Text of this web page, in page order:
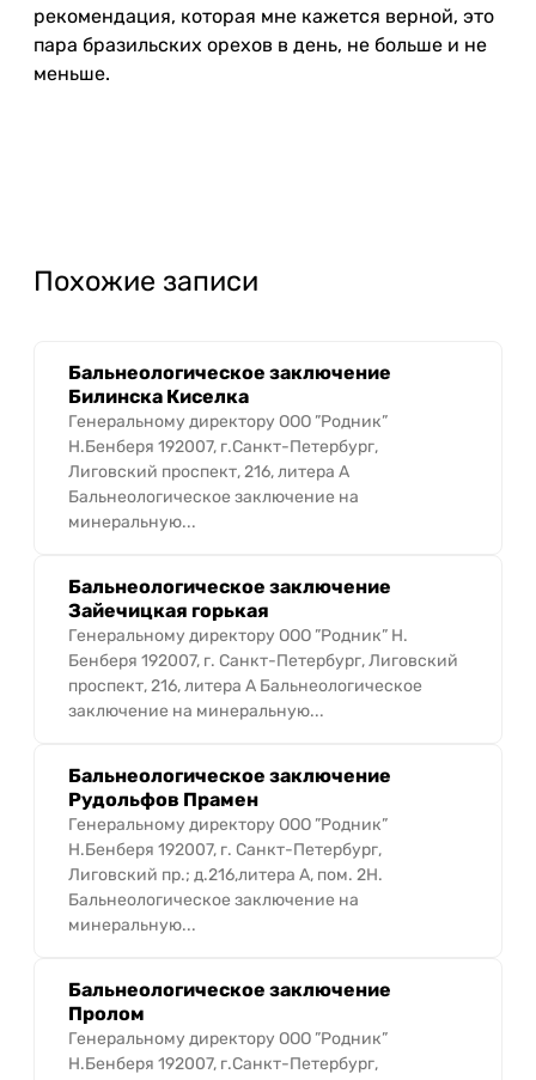
рекомендация, которая мне кажется верной, это
пара бразильских орехов в день, не больше и не
меньше.
Похожие записи
Бальнеологическое заключение
Билинска Киселка
Генеральному директору ООО ”Родник”
Н.Бенберя 192007, г.Санкт-Петербург,
Лиговский проспект, 216, литера А
Бальнеологическое заключение на
минеральную...
Бальнеологическое заключение
Зайечицкая горькая
Генеральному директору ООО ”Родник” Н.
Бенберя 192007, г. Санкт-Петербург, Лиговский
проспект, 216, литера А Бальнеологическое
заключение на минеральную...
Бальнеологическое заключение
Рудольфов Прамен
Генеральному директору ООО ”Родник”
Н.Бенберя 192007, г. Санкт-Петербург,
Лиговский пр.; д.216,литера А, пом. 2Н.
Бальнеологическое заключение на
минеральную...
Бальнеологическое заключение
Пролом
Генеральному директору ООО ”Родник”
Н.Бенберя 192007, г.Санкт-Петербург,